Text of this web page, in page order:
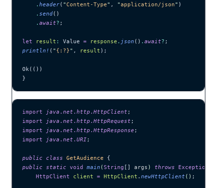
    .
header( "Content-Type" , "application/json" )
    .
send()
    .
await? ;
let result : Value = response . json () . await? ;
println! ( " {:?}" , result );
Ok(())
}
import java . net . http . HttpClient ;
import java . net . http . HttpRequest ;
import java . net . http . HttpResponse ;
import java . net . URI;
public class GetAudience {
public static void main (String [] args ) throws Exception
    HttpClient
client = HttpClient . newHttpClient () ;